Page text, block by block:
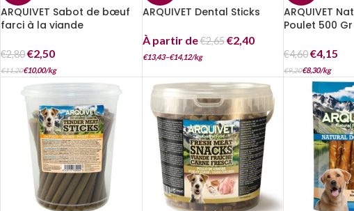
ARQUIVET Sabot de bœuf
farci à la viande
€2,80€2,50
€11,20€10,00/kg
ARQUIVET Dental Sticks
À partir de€2,65 €2,40
€13,43–€14,12/kg
ARQUIVET
Poulet 500 Gr
€4,60€4,15
€9,20€8,30/kg